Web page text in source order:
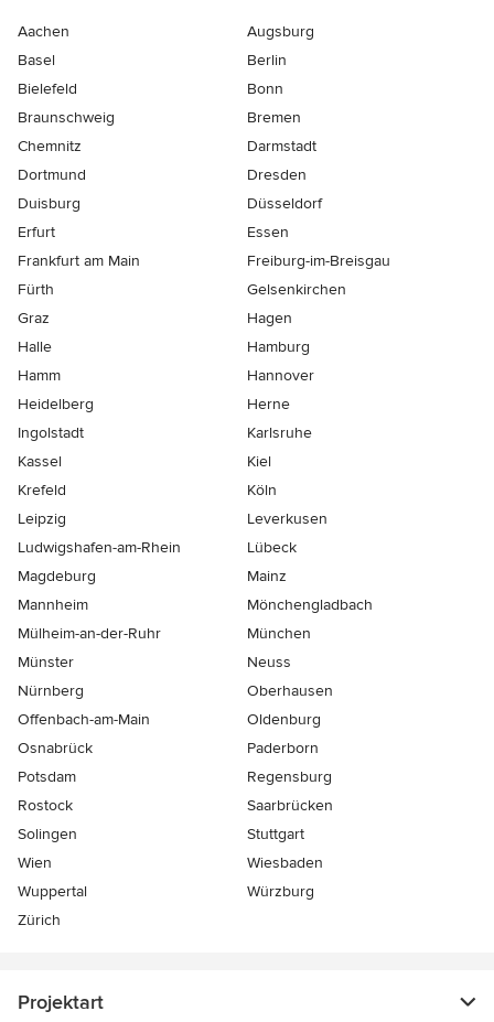
Aachen
Augsburg
Basel
Berlin
Bielefeld
Bonn
Braunschweig
Bremen
Chemnitz
Darmstadt
Dortmund
Dresden
Duisburg
Düsseldorf
Erfurt
Essen
Frankfurt am Main
Freiburg-im-Breisgau
Fürth
Gelsenkirchen
Graz
Hagen
Halle
Hamburg
Hamm
Hannover
Heidelberg
Herne
Ingolstadt
Karlsruhe
Kassel
Kiel
Krefeld
Köln
Leipzig
Leverkusen
Ludwigshafen-am-Rhein
Lübeck
Magdeburg
Mainz
Mannheim
Mönchen­gladbach
Mülheim-an-der-Ruhr
München
Münster
Neuss
Nürnberg
Oberhausen
Offenbach-am-Main
Oldenburg
Osnabrück
Paderborn
Potsdam
Regensburg
Rostock
Saarbrücken
Solingen
Stuttgart
Wien
Wiesbaden
Wuppertal
Würzburg
Zürich
Projektart